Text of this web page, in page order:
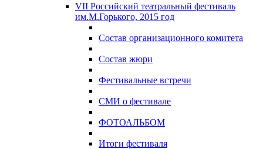
VII Российский театральный фестиваль
им.М.Горького, 2015 год
Состав организационного комитета
Состав жюри
Фестивальные встречи
СМИ о фестивале
ФОТОАЛЬБОМ
Итоги фестиваля